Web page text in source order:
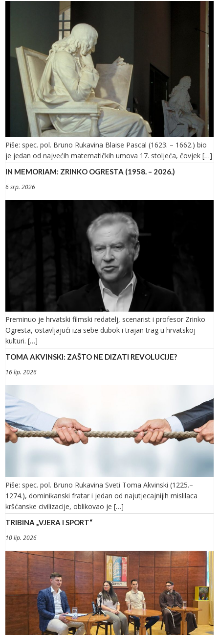
Piše: spec. pol. Bruno Rukavina Blaise Pascal (1623. – 1662.) bio
je jedan od najvećih matematičkih umova 17. stoljeća, čovjek […]
IN MEMORIAM: ZRINKO OGRESTA (1958. – 2026.)
6 srp. 2026
Preminuo je hrvatski filmski redatelj, scenarist i profesor Zrinko
Ogresta, ostavljajući iza sebe dubok i trajan trag u hrvatskoj
kulturi. […]
TOMA AKVINSKI: ZAŠTO NE DIZATI REVOLUCIJE?
16 lip. 2026
Piše: spec. pol. Bruno Rukavina Sveti Toma Akvinski (1225.–
1274.), dominikanski fratar i jedan od najutjecajnijih mislilaca
kršćanske civilizacije, oblikovao je […]
TRIBINA „VJERA I SPORT“
10 lip. 2026